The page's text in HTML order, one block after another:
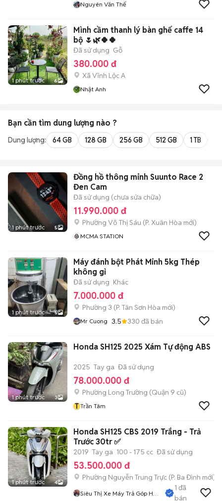
Nguyên Văn Thế
1 phút trước 6
Mình cầm thanh lý bàn ghế caffe 14
bộ 🌷🌿🍀🍀
Đã sử dụng Gỗ
380.000 đ
Xã Vĩnh Lộc A
Nhật Anh
Bạn cần tìm dung lượng nào ?
Dung lượng: 64 GB 128 GB 256 GB 512 GB 1 TB
1 phút trước 5
Đồng hồ thông minh Suunto Race 2
Đen Cam
Đã sử dụng (chưa sửa chữa)
11.990.000 đ
Phường Võ Thị Sáu (P. Xuân Hòa mới)
MCMA STATION
1 phút trước 5
Máy đánh bột Phát Minh 5kg Thép
không gỉ
Đã sử dụng Khác
7.000.000 đ
Phường 3 (P. Tân Sơn Hòa mới)
Mr Cuong 3.5 330 đã bán
1 phút trước 3
Honda SH125 2025 Xám Tự động ABS
2025 Tay ga Đã sử dụng
78.000.000 đ
Phường Long Trường (Quận 9 cũ)
T Trần Tâm
1 phút trước 4
Honda SH125 CBS 2019 Trắng - Trả
Trước 30tr ✅
2019 Tay ga 100 - 175 cc Đã sử dụng
53.500.000 đ
Phường Nguyễn Trung Trực (P. Ba Đình mới)
Siêu Thị Xe Máy Trả Góp Hà
1 đã
bán